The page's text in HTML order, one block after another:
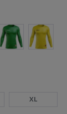
XL